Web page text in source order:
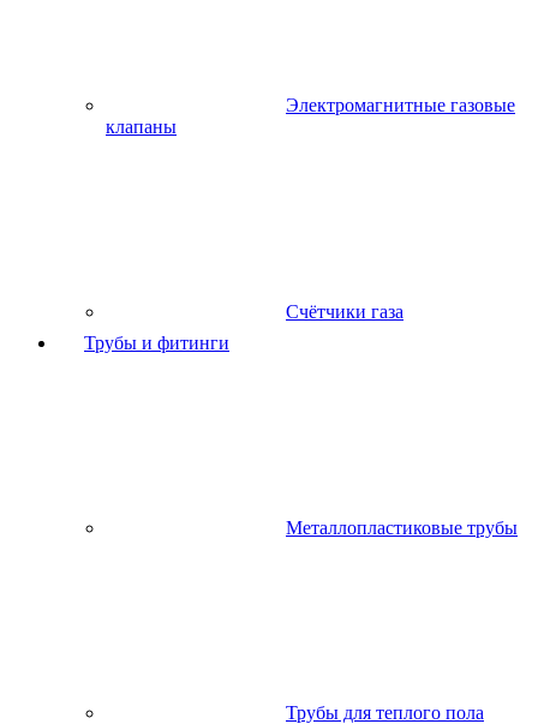
Электромагнитные газовые
клапаны
Счётчики газа
Трубы и фитинги
Металлопластиковые трубы
Трубы для теплого пола